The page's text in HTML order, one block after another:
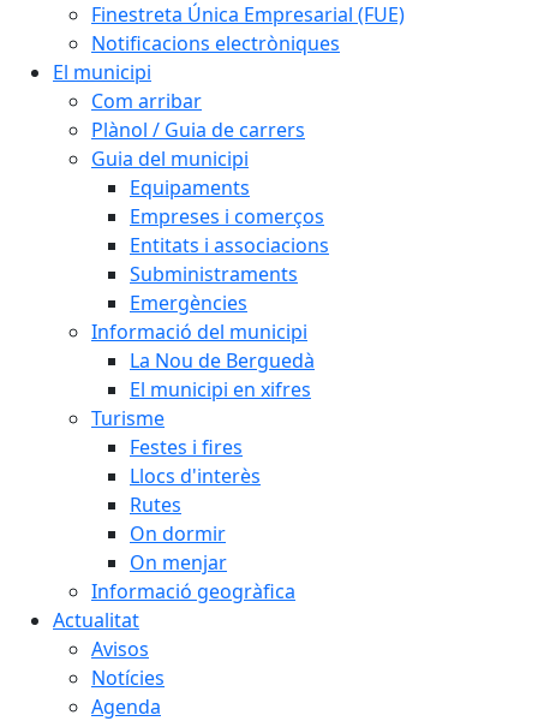
Finestreta Única Empresarial (FUE)
Notificacions electròniques
El municipi
Com arribar
Plànol / Guia de carrers
Guia del municipi
Equipaments
Empreses i comerços
Entitats i associacions
Subministraments
Emergències
Informació del municipi
La Nou de Berguedà
El municipi en xifres
Turisme
Festes i fires
Llocs d'interès
Rutes
On dormir
On menjar
Informació geogràfica
Actualitat
Avisos
Notícies
Agenda